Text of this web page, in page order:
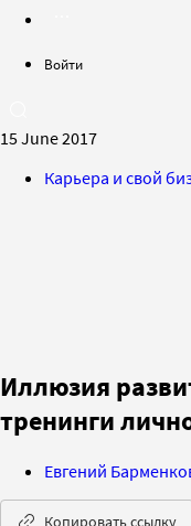
Войти
15 June 2017
Карьера и свой
Иллюзия
тренинги
Евгений
Копировать ссылку